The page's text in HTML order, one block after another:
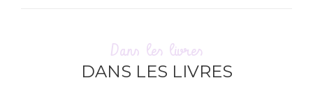
Dans les livres
DANS LES LIVRES